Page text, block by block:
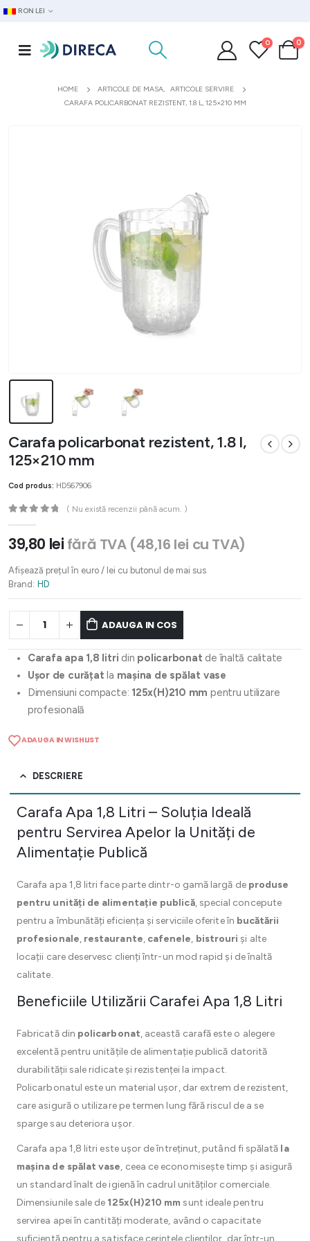
RON LEI
0 0
HOME ARTICOLE DE MASA,
ARTICOLE SERVIRE
CARAFA POLICARBONAT REZISTENT, 1.8 L, 125×210 MM
Carafa policarbonat rezistent, 1.8 l,
125×210 mm
Cod produs: HD567906
( Nu există recenzii până acum. )
39,80 lei fără TVA (48,16 lei cu TVA)
Afișează prețul în euro / lei cu butonul de mai sus
Brand: HD
ADAUGA IN COS
Carafa apa 1,8 litri din policarbonat de înaltă calitate
Ușor de curățat la mașina de spălat vase
Dimensiuni compacte: 125x(H)210 mm pentru utilizare
profesională
ADAUGA IN WISHLIST
DESCRIERE
Carafa Apa 1,8 Litri – Soluția Ideală
pentru Servirea Apelor la Unități de
Alimentație Publică
Carafa apa 1,8 litri face parte dintr-o gamă largă de produse
pentru unități de alimentație publică, special concepute
pentru a îmbunătăți eficiența și serviciile oferite în bucătării
profesionale, restaurante, cafenele, bistrouri și alte
locații care deservesc clienți într-un mod rapid și de înaltă
calitate.
Beneficiile Utilizării Carafei Apa 1,8 Litri
Fabricată din policarbonat, această carafă este o alegere
excelentă pentru unitățile de alimentație publică datorită
durabilității sale ridicate și rezistenței la impact.
Policarbonatul este un material ușor, dar extrem de rezistent,
care asigură o utilizare pe termen lung fără riscul de a se
sparge sau deteriora ușor.
Carafa apa 1,8 litri este ușor de întreținut, putând fi spălată la
mașina de spălat vase, ceea ce economisește timp și asigură
un standard înalt de igienă în cadrul unităților comerciale.
Dimensiunile sale de 125x(H)210 mm sunt ideale pentru
servirea apei în cantități moderate, având o capacitate
suficientă pentru a satisface cerințele clienților, dar într-un